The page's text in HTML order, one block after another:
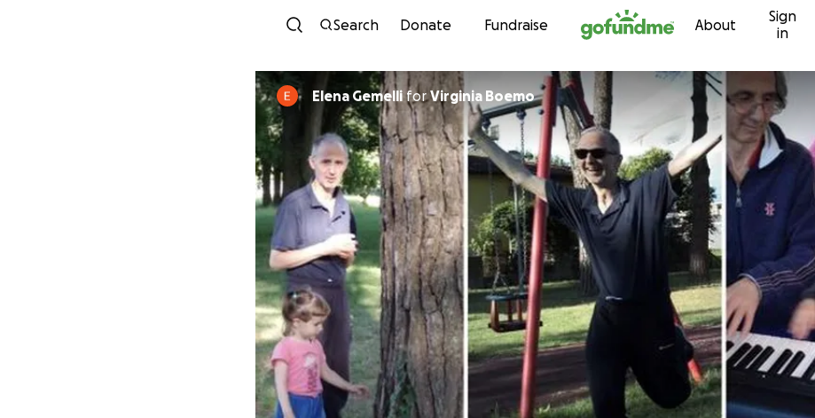
Skip to content
Search Donate Fundraise About
Sign
in
Elena GemelliforVirginia Boemo